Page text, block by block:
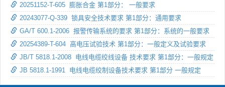
20251152-T-605 膨胀合金 第1部分： 一般要求
20243077-Q-339 锁具安全技术要求 第1部分：通用要求
GA/T 600.1-2006 报警传输系统的要求 第1部分：系统的一般要求
20254389-T-604 高电压试验技术 第1部分：一般定义及试验要求
JB/T 5818.1-2008 电线电缆绞线设备 技术要求 第1部分：一般规定
JB 5818.1-1991 电线电缆绞制设备技术要求 第1部分 一般规定